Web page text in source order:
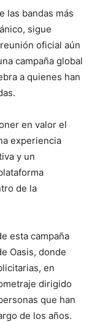
las bandas más
sigue
oficial aún
campaña global
a quienes han
en valor el
experiencia
y un
de la
esta campaña
Oasis, donde
en
dirigido
que han
de los años.